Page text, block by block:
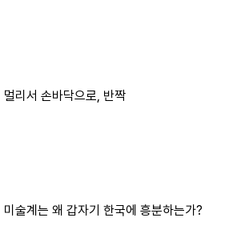
멀리서 손바닥으로, 반짝
미술계는 왜 갑자기 한국에 흥분하는가?